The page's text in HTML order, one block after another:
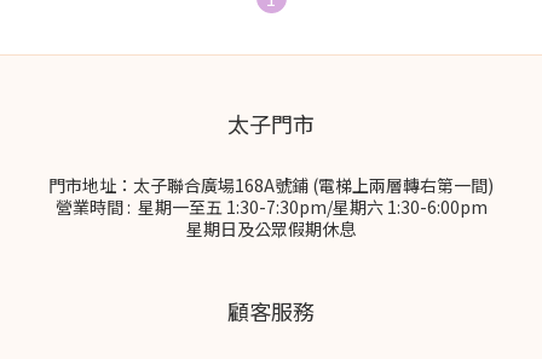
太子門市
門市地址：太子聯合廣場168A號鋪 (電梯上兩層轉右第一間)
營業時間 : 星期一至五 1:30-7:30pm/星期六 1:30-6:00pm
星期日及公眾假期休息
顧客服務